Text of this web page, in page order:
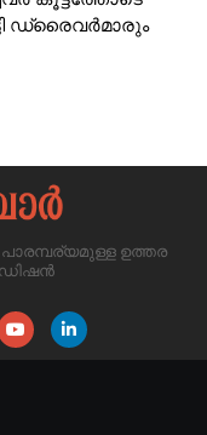
ഡ്രൈവർമാരും
ഉത്തര